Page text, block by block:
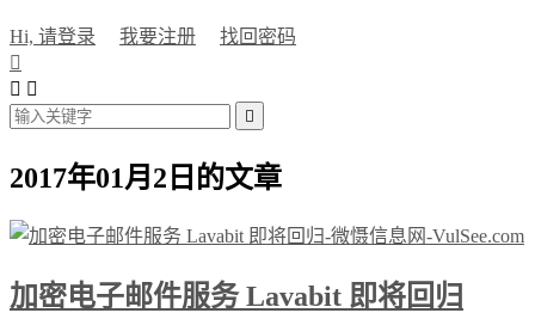
Hi, 请登录 我要注册
找回密码

 

2017年01月2日的文章
加密电子邮件服务 Lavabit 即将回归